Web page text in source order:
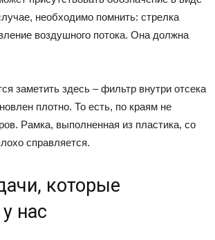
необходимо помнить: стрелка
воздушного потока. Она должна
заметить здесь – фильтр внутри отсека
плотно. То есть, по краям не
Рамка, выполненная из пластика, со
справляется.
которые
нас